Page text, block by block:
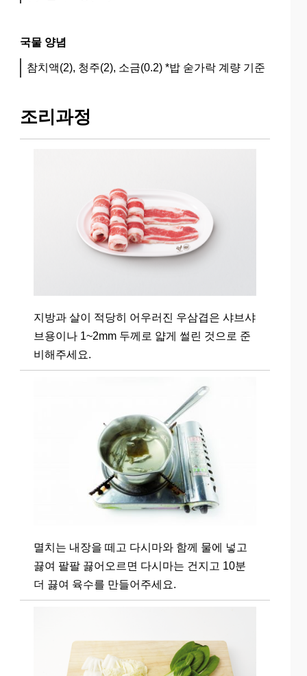
국물 양념
참치액(2), 청주(2), 소금(0.2) *밥 숟가락 계량 기준
조리과정
지방과 살이 적당히 어우러진 우삼겹은 샤브샤
브용이나 1~2mm 두께로 얇게 썰린 것으로 준
비해주세요.
멸치는 내장을 떼고 다시마와 함께 물에 넣고
끓여 팔팔 끓어오르면 다시마는 건지고 10분
더 끓여 육수를 만들어주세요.